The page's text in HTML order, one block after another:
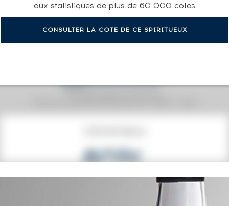
aux statistiques de plus de 60 000 cotes
CONSULTER LA COTE DE CE SPIRITUEUX
607€
(plus haut annuel)